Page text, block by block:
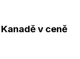
v ceně